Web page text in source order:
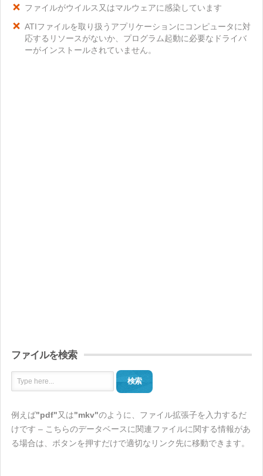
ファイルがウイルス又はマルウェアに感染しています
ATIファイルを取り扱うアプリケーションにコンピュータに対
応するリソースがないか、プログラム起動に必要なドライバ
ーがインストールされていません。
ファイルを検索
検索
例えば"pdf"又は"mkv"のように、ファイル拡張子を入力するだ
けです – こちらのデータベースに関連ファイルに関する情報があ
る場合は、ボタンを押すだけで適切なリンク先に移動できます。